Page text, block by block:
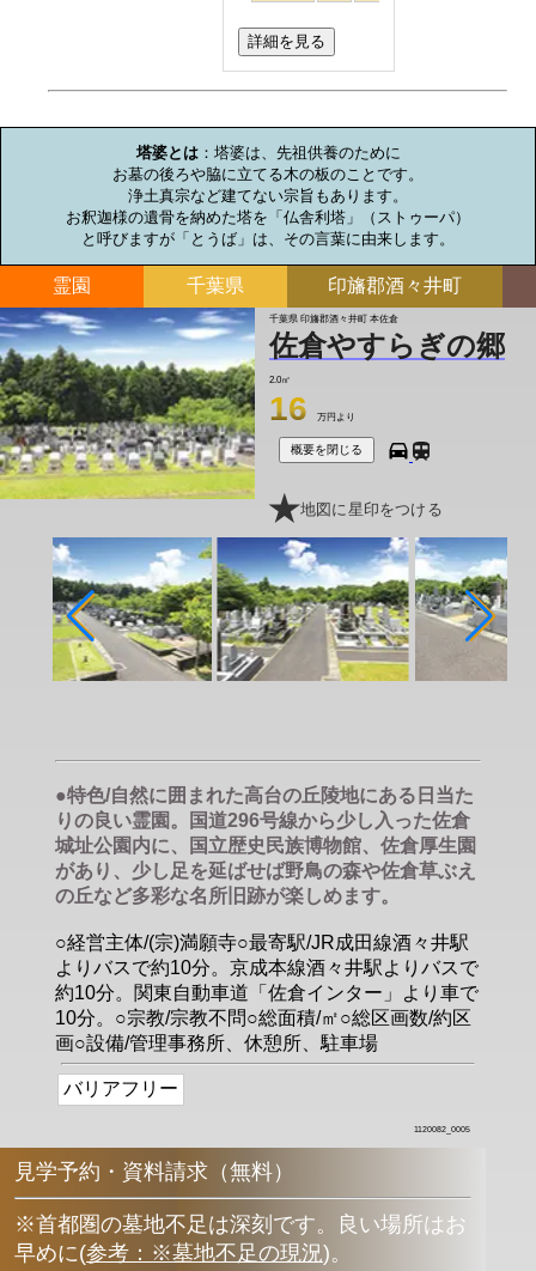
詳細を見る
塔婆とは：塔婆は、先祖供養のために
お墓の後ろや脇に立てる木の板のことです。
浄土真宗など建てない宗旨もあります。
お釈迦様の遺骨を納めた塔を「仏舎利塔」（ストゥーパ）
と呼びますが「とうば」は、その言葉に由来します。
霊園 千葉県 印旛郡酒々井町
千葉県 印旛郡酒々井町 本佐倉
佐倉やすらぎの郷
2.0㎡
16 万円より
概要を閉じる
地図に星印をつける
●特色/自然に囲まれた高台の丘陵地にある日当た
りの良い霊園。国道296号線から少し入った佐倉
城址公園内に、国立歴史民族博物館、佐倉厚生園
があり、少し足を延ばせば野鳥の森や佐倉草ぶえ
の丘など多彩な名所旧跡が楽しめます。
○経営主体/(宗)満願寺○最寄駅/JR成田線酒々井駅
よりバスで約10分。京成本線酒々井駅よりバスで
約10分。関東自動車道「佐倉インター」より車で
10分。○宗教/宗教不問○総面積/㎡○総区画数/約区
画○設備/管理事務所、休憩所、駐車場
バリアフリー
1120082_0005
見学予約・資料請求（無料）
※首都圏の墓地不足は深刻です。良い場所はお
早めに(参考：※墓地不足の現況)。